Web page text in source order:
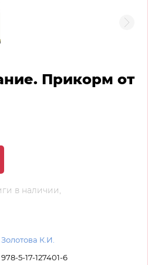
Прикорм от
в наличии,
Золотова К.И.
978-5-17-127401-6